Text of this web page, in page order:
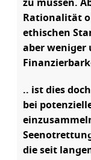
zu müssen.
Rationalität
ethischen
aber weniger
.. ist dies
bei
die seit